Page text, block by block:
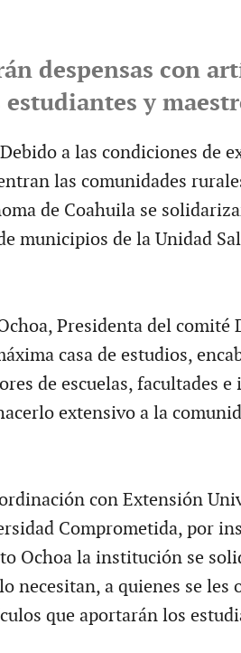
despensas con
y
a las condiciones de
las comunidades
de Coahuila se
municipios de la Unidad
Presidenta del comité
casa de estudios,
de escuelas, facultades
extensivo a la
con Extensión
Comprometida, por
Ochoa la institución se
necesitan, a quienes se les
que aportarán los